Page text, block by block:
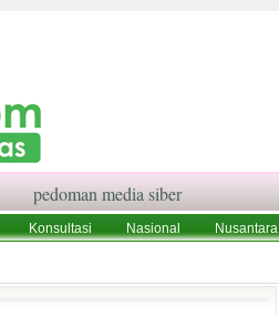
pedoman media siber
Konsultasi Nasional Nusantara